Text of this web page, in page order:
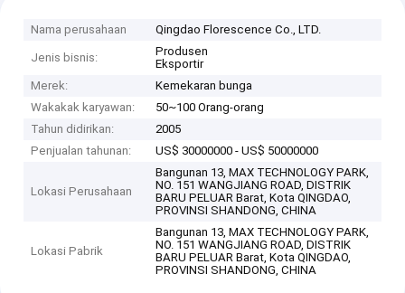
Nama perusahaan Qingdao Florescence Co., LTD.
Jenis bisnis:
Produsen
Eksportir
Merek:
Kemekaran bunga
Wakakak karyawan:
50~100 Orang-orang
Tahun didirikan:
2005
Penjualan tahunan:
US$ 30000000 - US$ 50000000
Lokasi Perusahaan
Bangunan 13, MAX TECHNOLOGY PARK,
NO. 151 WANGJIANG ROAD, DISTRIK
BARU PELUAR Barat, Kota QINGDAO,
PROVINSI SHANDONG, CHINA
Lokasi Pabrik
Bangunan 13, MAX TECHNOLOGY PARK,
NO. 151 WANGJIANG ROAD, DISTRIK
BARU PELUAR Barat, Kota QINGDAO,
PROVINSI SHANDONG, CHINA